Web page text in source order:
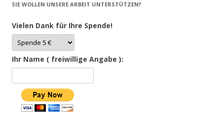
SIE WOLLEN UNSERE ARBEIT UNTERSTÜTZEN?
Vielen Dank für Ihre Spende!
Ihr Name ( freiwillige Angabe ):